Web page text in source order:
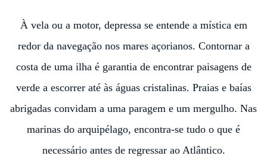
À vela ou a motor, depressa se entende a mística em
redor da navegação nos mares açorianos. Contornar a
costa de uma ilha é garantia de encontrar paisagens de
verde a escorrer até às águas cristalinas. Praias e baías
abrigadas convidam a uma paragem e um mergulho. Nas
marinas do arquipélago, encontra-se tudo o que é
necessário antes de regressar ao Atlântico.